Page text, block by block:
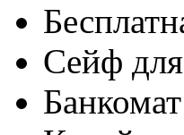
Сейф для
Банкомат